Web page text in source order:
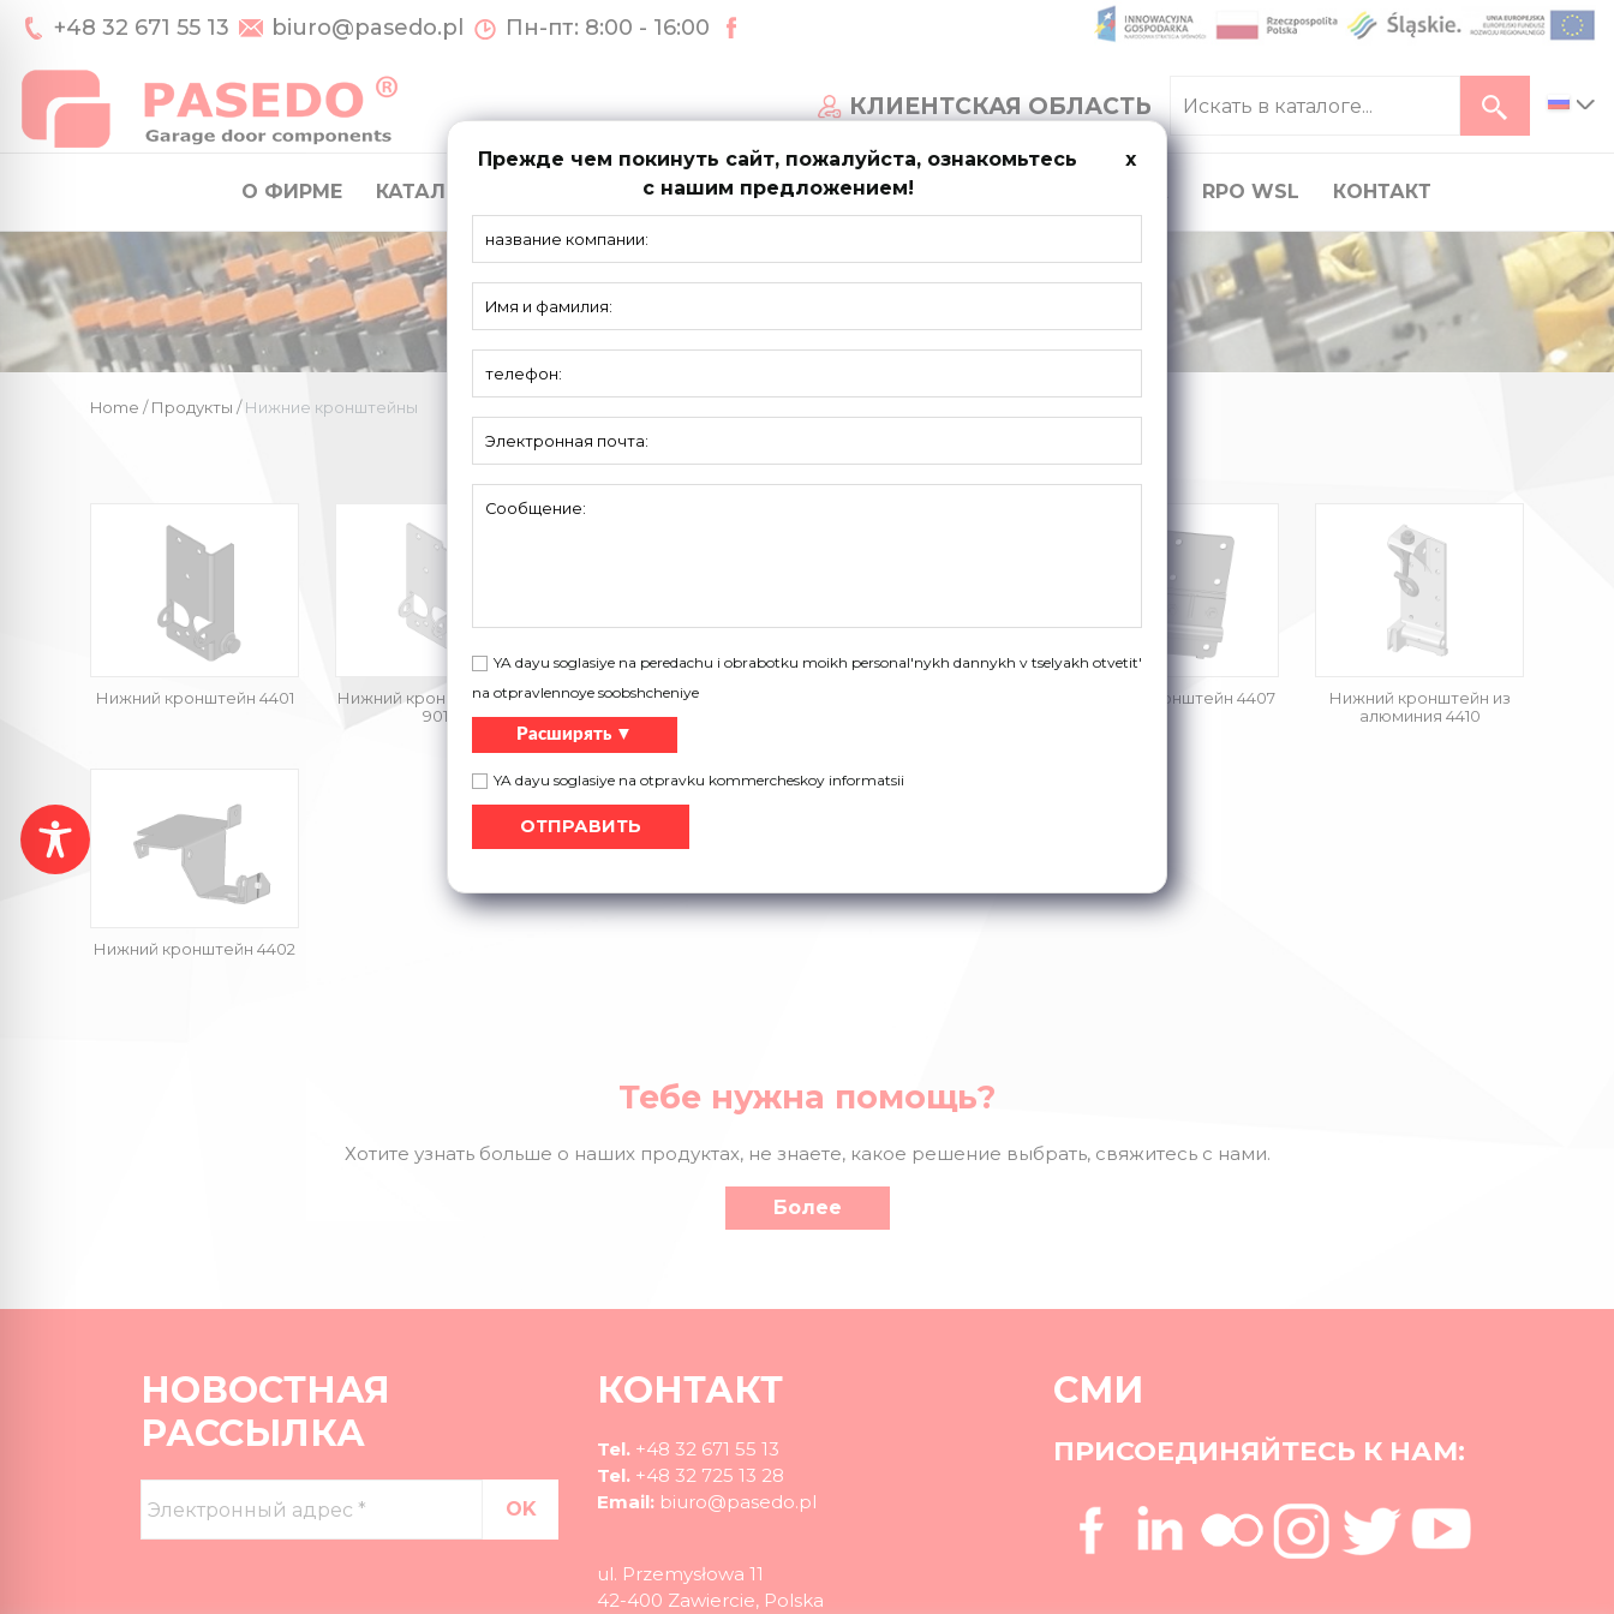
+48 32 671 55 13 biuro@pasedo.pl Пн-пт: 8:00 - 16:00
КЛИЕНТСКАЯ ОБЛАСТЬ
О ФИРМЕ КАТАЛОГ СИСТЕМЫ ВОРОТ НОВОСТИ ПОДДЕРЖКА RPO WSL КОНТАКТ
Прежде чем покинуть сайт, пожалуйста, ознакомьтесь
с нашим предложением!
x
YA dayu soglasiye na peredachu i obrabotku moikh personal'nykh dannykh v tselyakh otvetit'
na otpravlennoye soobshcheniye
Расширять ▼
YA dayu soglasiye na otpravku kommercheskoy informatsii
Home /Продукты /Нижние кронштейны
Нижний кронштейн 4401
Нижний кронштейн 4401-
9016
Нижний кронштейн 4403 Нижний кронштейн 4407
Нижний кронштейн из
алюминия 4410
Нижний кронштейн 4402
Тебе нужна помощь?
Хотите узнать больше о наших продуктах, не знаете, какое решение выбрать, свяжитесь с нами.
Более
НОВОСТНАЯ
РАССЫЛКА
адрес
*
КОНТАКТ
Tel. +48 32 671 55 13
Tel. +48 32 725 13 28
Email: biuro@pasedo.pl
ul. Przemysłowa 11
42-400 Zawiercie, Polska
СМИ
ПРИСОЕДИНЯЙТЕСЬ К НАМ: